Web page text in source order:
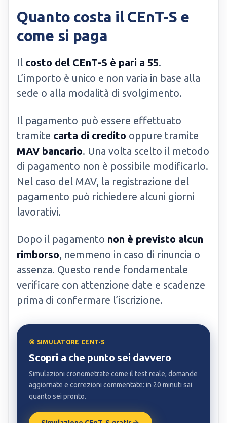
Quanto costa il CEnT-S e
come si paga
Il costo del CEnT-S è pari a 55.
L’importo è unico e non varia in base alla
sede o alla modalità di svolgimento.
Il pagamento può essere effettuato
tramite carta di credito oppure tramite
MAV bancario. Una volta scelto il metodo
di pagamento non è possibile modificarlo.
Nel caso del MAV, la registrazione del
pagamento può richiedere alcuni giorni
lavorativi.
Dopo il pagamento non è previsto alcun
rimborso, nemmeno in caso di rinuncia o
assenza. Questo rende fondamentale
verificare con attenzione date e scadenze
prima di confermare l’iscrizione.
🎯 SIMULATORE CENT-S
Scopri a che punto sei davvero
Simulazioni cronometrate come il test reale, domande
aggiornate e correzioni commentate: in 20 minuti sai
quanto sei pronto.